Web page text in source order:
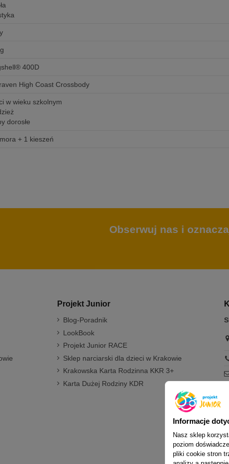
400D
High Coast Crossbody
w wieku szkolnym
dorosłe
+ 1 kieszeń
Obserwuj nas i
Projekt Junior
Blog-Poradnik
LookBook
Projekt Junior RACE
Sklep narciarski dla dzieci w Krakowie
Krakowska Karta Rodzinna KKR 3+
Karta Dużej Rodziny KDR
Informacje
Nasz sklep
poziom
pliki cookie stron